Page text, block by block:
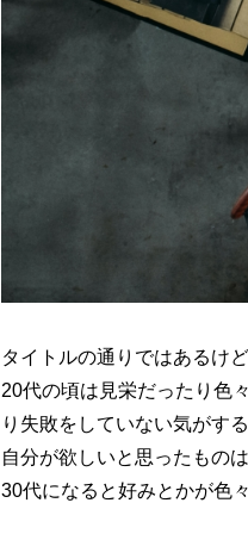
タイトルの通りではあるけ
20代の頃は見栄だったり色
り失敗をしていない気がする
自分が欲しいと思ったもの
30代になると好みとかが色